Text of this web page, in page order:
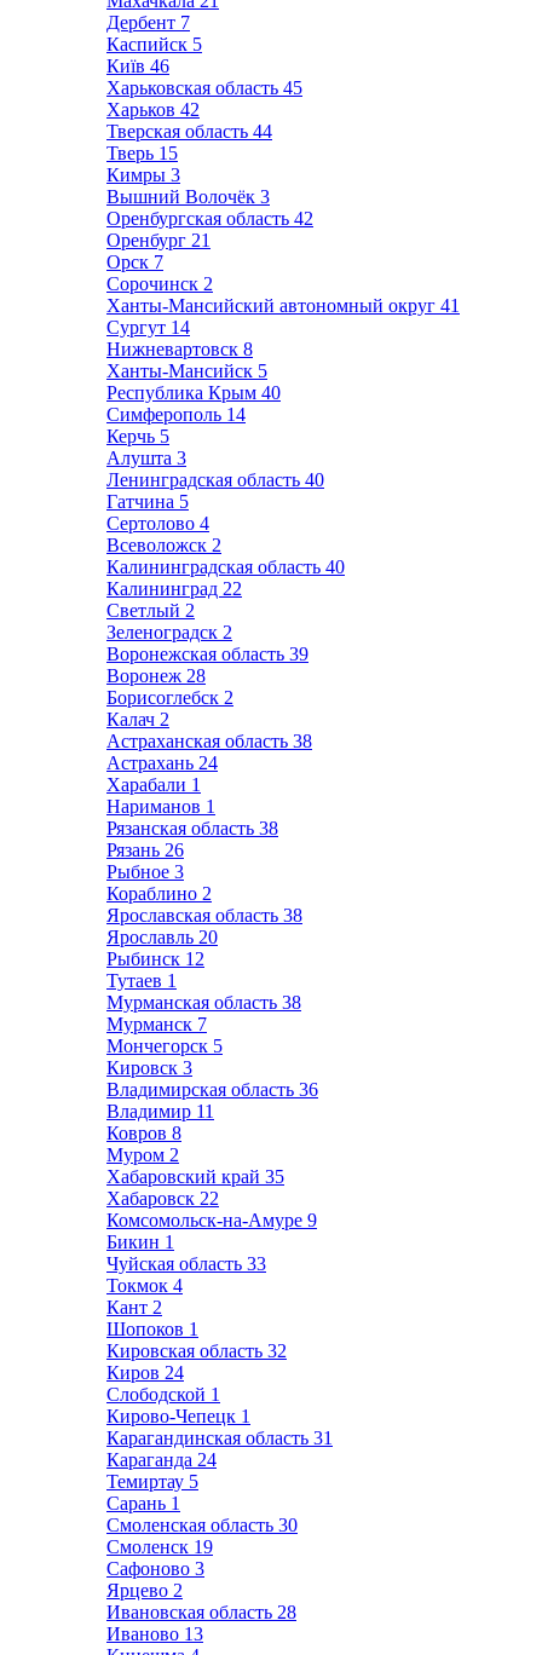
Дербент 7
Каспийск 5
Київ 46
Харьковская область 45
Харьков 42
Тверская область 44
Тверь 15
Кимры 3
Вышний Волочёк 3
Оренбургская область 42
Оренбург 21
Орск 7
Сорочинск 2
Ханты-Мансийский автономный округ 41
Сургут 14
Нижневартовск 8
Ханты-Мансийск 5
Республика Крым 40
Симферополь 14
Керчь 5
Алушта 3
Ленинградская область 40
Гатчина 5
Сертолово 4
Всеволожск 2
Калининградская область 40
Калининград 22
Светлый 2
Зеленоградск 2
Воронежская область 39
Воронеж 28
Борисоглебск 2
Калач 2
Астраханская область 38
Астрахань 24
Харабали 1
Нариманов 1
Рязанская область 38
Рязань 26
Рыбное 3
Кораблино 2
Ярославская область 38
Ярославль 20
Рыбинск 12
Тутаев 1
Мурманская область 38
Мурманск 7
Мончегорск 5
Кировск 3
Владимирская область 36
Владимир 11
Ковров 8
Муром 2
Хабаровский край 35
Хабаровск 22
Комсомольск-на-Амуре 9
Бикин 1
Чуйская область 33
Токмок 4
Кант 2
Шопоков 1
Кировская область 32
Киров 24
Слободской 1
Кирово-Чепецк 1
Карагандинская область 31
Караганда 24
Темиртау 5
Сарань 1
Смоленская область 30
Смоленск 19
Сафоново 3
Ярцево 2
Ивановская область 28
Иваново 13